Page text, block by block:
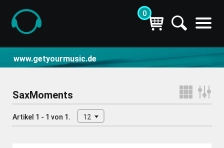
0
www.getyourmusic.de
SaxMoments
Artikel 1 - 1 von 1. 12